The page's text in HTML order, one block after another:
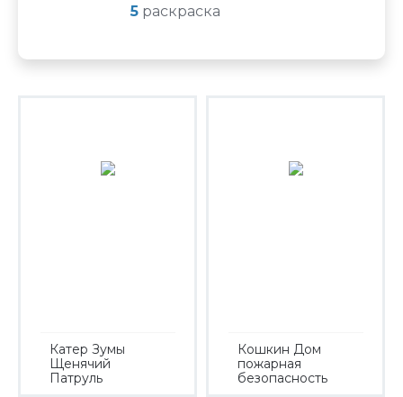
5 раскраска
Катер Зумы
Щенячий
Патруль
Кошкин Дом
пожарная
безопасность